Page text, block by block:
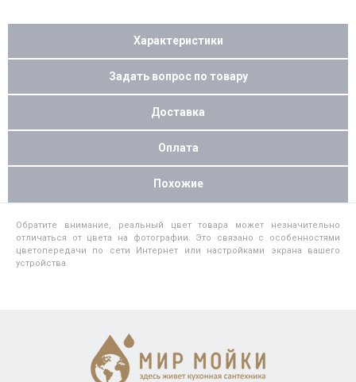
Характеристики
Задать вопрос по товару
Доставка
Оплата
Похожие
Обратите внимание, реальный цвет товара может незначительно
отличаться от цвета на фотографии. Это связано с особенностями
цветопередачи по сети Интернет или настройками экрана вашего
устройства.